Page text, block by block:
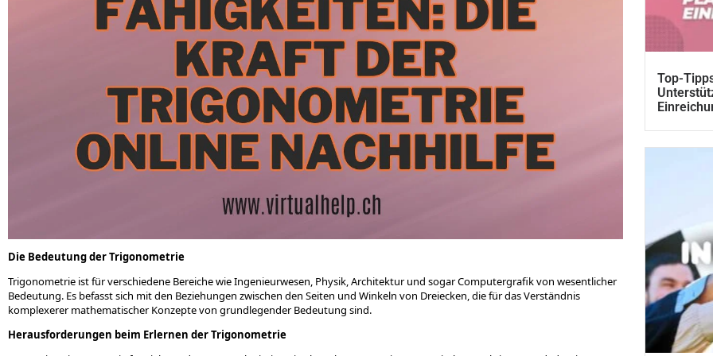
Die Bedeutung der Trigonometrie
Trigonometrie ist für verschiedene Bereiche wie Ingenieurwesen, Physik, Architektur und sogar Computergrafik von wesentlicher
Bedeutung. Es befasst sich mit den Beziehungen zwischen den Seiten und Winkeln von Dreiecken, die für das Verständnis
komplexerer mathematischer Konzepte von grundlegender Bedeutung sind.
Herausforderungen beim Erlernen der Trigonometrie
Top-